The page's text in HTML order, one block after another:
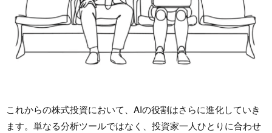
これからの株式投資において、AIの役割はさらに進化していき
ます。単なる分析ツールではなく、投資家一人ひとりに合わせ